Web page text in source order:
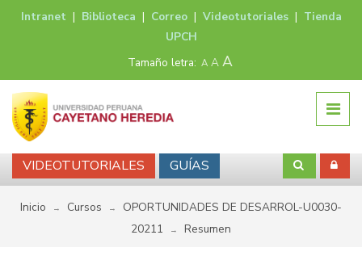
Intranet | Biblioteca | Correo| Videotutoriales| Tienda
UPCH
Tamaño letra: A A A
VIDEOTUTORIALES GUÍAS
Inicio → Cursos →
OPORTUNIDADES DE DESARROL-U0030-
20211
→ Resumen